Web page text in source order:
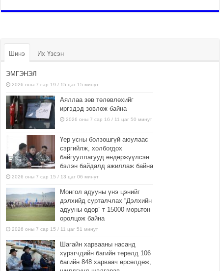
Шинэ Их Үзсэн
ЭМГЭНЭЛ
2026 оны 7 сар 19 / 15 цаг 15 минут
Аяллаа зөв төлөвлөхийг
иргэдэд зөвлөж байна
2026 оны 7 сар 16 / 11 цаг 50 минут
Үер усны болзошгүй аюулаас
сэргийлж, холбогдох
байгууллагууд өндөржүүлсэн
бэлэн байдалд ажиллаж байна
2026 оны 7 сар 15 / 13 цаг 06 минут
Монгол адууны үнэ цэнийг
дэлхийд сурталчлах “Дэлхийн
адууны өдөр”-т 15000 морьтон
оролцож байна
2026 оны 7 сар 15 / 11 цаг 51 минут
Шагайн харвааны насанд
хүрэгчдийн багийн төрөлд 106
багийн 848 харваач өрсөлдөж,